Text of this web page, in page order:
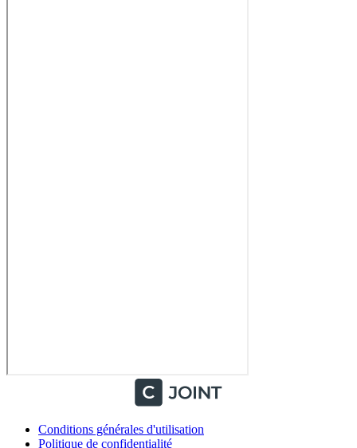
Conditions générales d'utilisation
Politique de confidentialité